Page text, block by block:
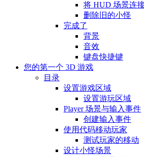
将 HUD 场景连
删除旧的小怪
完成了
背景
音效
键盘快捷键
您的第一个 3D 游戏
目录
设置游戏区域
设置游玩区域
Player 场景与输入事件
创建输入事件
使用代码移动玩家
测试玩家的移动
设计小怪场景